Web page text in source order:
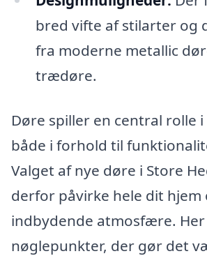
bred vifte af stilarter og
fra moderne metallic
trædøre.
Døre spiller en central rolle
både i forhold til
Valget af nye døre i Store
derfor påvirke hele dit hjem
indbydende atmosfære.
nøglepunkter, der gør det